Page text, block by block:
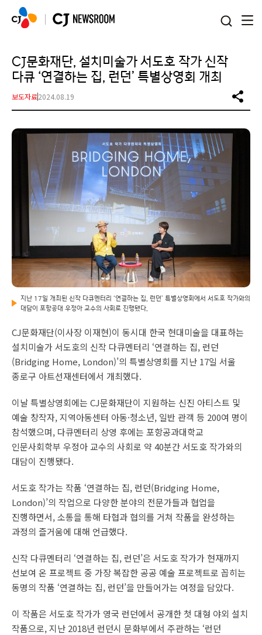
CJ문화재단, 설치미술가 서도호 작가 신작
다큐 ‘연결하는 집, 런던’ 특별상영회 개최
보도자료2024.08.19
지난 17일 개최된 신작 다큐멘터리 ‘연결하는 집, 런던’ 특별상영회에서 서도호 작가와의
대담이 포항공대 우정아 교수의 사회로 진행됐다.
CJ문화재단(이사장 이재현)이 동시대 한국 현대미술을 대표하는
설치미술가 서도호의 신작 다큐멘터리 ‘연결하는 집, 런던
(Bridging Home, London)’의 특별상영회를 지난 17일 서울
종로구 아트선재센터에서 개최했다.
이날 특별상영회에는 CJ문화재단이 지원하는 신진 아티스트 및
예술 창작자, 지역아동센터 아동·청소년, 일반 관객 등 200여 명이
참석했으며, 다큐멘터리 상영 후에는 포항공과대학교
인문사회학부 우정아 교수의 사회로 약 40분간 서도호 작가와의
대담이 진행됐다.
서도호 작가는 작품 ‘연결하는 집, 런던(Bridging Home,
London)’의 작업으로 다양한 분야의 전문가들과 협업을
진행하면서, 소통을 통해 타협과 협의를 거쳐 작품을 완성하는
과정의 즐거움에 대해 언급했다.
신작 다큐멘터리 ‘연결하는 집, 런던’은 서도호 작가가 현재까지
선보여 온 프로젝트 중 가장 복잡한 공공 예술 프로젝트로 꼽히는
동명의 작품 ‘연결하는 집, 런던’을 만들어가는 여정을 담았다.
이 작품은 서도호 작가가 영국 런던에서 공개한 첫 대형 야외 설치
작품으로, 지난 2018년 런던시 문화부에서 주관하는 ‘런던